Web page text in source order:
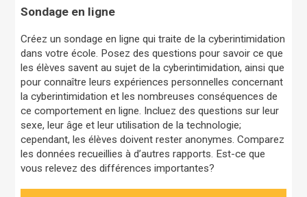
Sondage en ligne
Créez un sondage en ligne qui traite de la cyberintimidation
dans votre école. Posez des questions pour savoir ce que
les élèves savent au sujet de la cyberintimidation, ainsi que
pour connaître leurs expériences personnelles concernant
la cyberintimidation et les nombreuses conséquences de
ce comportement en ligne. Incluez des questions sur leur
sexe, leur âge et leur utilisation de la technologie;
cependant, les élèves doivent rester anonymes. Comparez
les données recueillies à d’autres rapports. Est-ce que
vous relevez des différences importantes?